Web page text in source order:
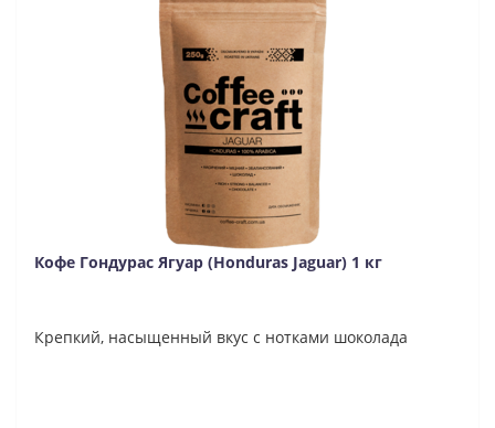
Кофе Гондурас Ягуар (Honduras Jaguar) 1 кг
Крепкий, насыщенный вкус с нотками шоколада